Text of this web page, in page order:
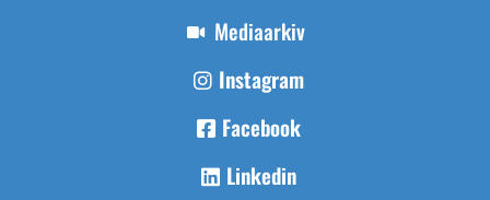
Mediaarkiv
Instagram
Facebook
Linkedin